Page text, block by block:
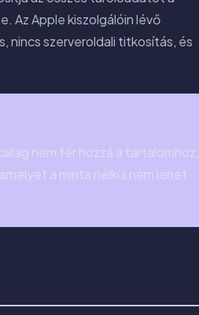
Az Apple kiszolgálóin lévő
nincs szerveroldali titkosítás, és
nem fér hozzá a tartalomhoz.
a minta nélkül nem lehet